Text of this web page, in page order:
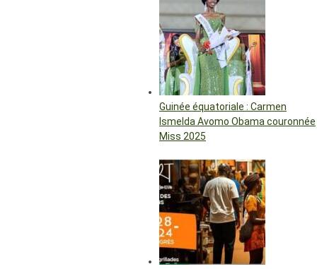
Guinée équatoriale : Carmen
Ismelda Avomo Obama couronnée
Miss 2025